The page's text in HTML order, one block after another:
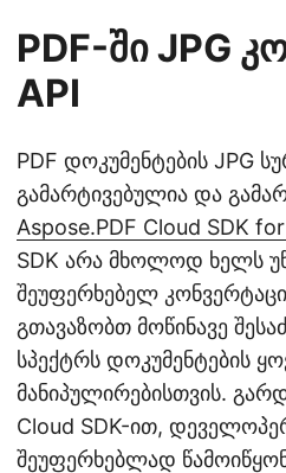
PDF-ში JPG
API
PDF დოკუმენტების JPG
გამარტივებულია და
Aspose.PDF Cloud SDK
SDK არა მხოლოდ ხელს
შეუფერხებელ
გთავაზობთ მოწინავე
სპექტრს დოკუმენტების
მანიპულირებისთვის.
Cloud SDK-ით,
შეუფერხებლად